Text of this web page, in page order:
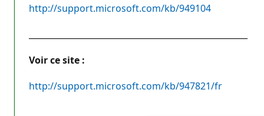
http://support.microsoft.com/kb/949104
Voir ce site :
http://support.microsoft.com/kb/947821/fr